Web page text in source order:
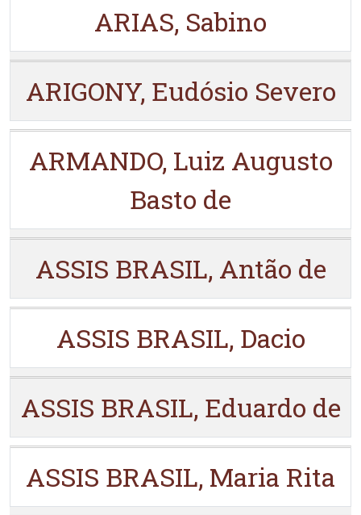
ARIAS, Sabino
ARIGONY, Eudósio Severo
ARMANDO, Luiz Augusto
Basto de
ASSIS BRASIL, Antão de
ASSIS BRASIL, Dacio
ASSIS BRASIL, Eduardo de
ASSIS BRASIL, Maria Rita